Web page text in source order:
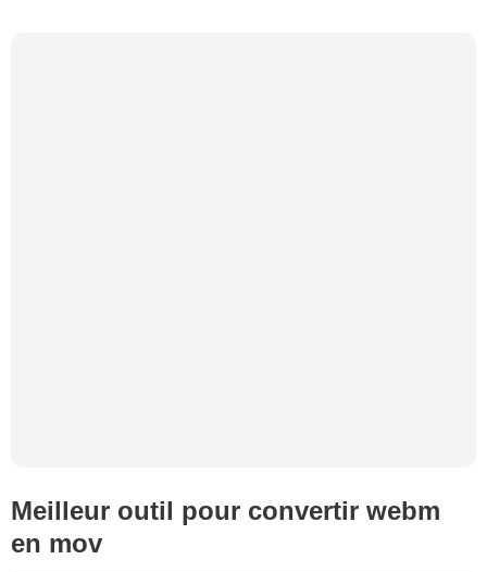
Meilleur outil pour convertir webm
en mov